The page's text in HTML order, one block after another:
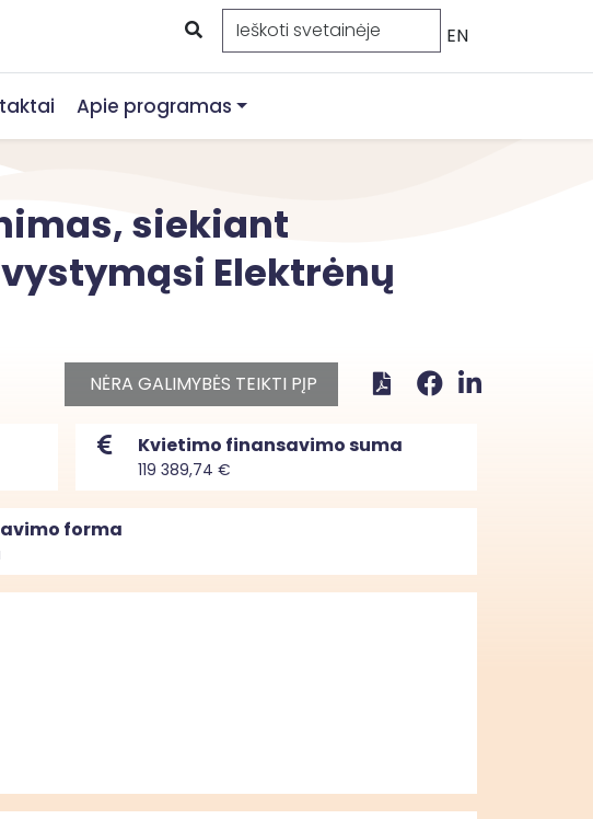
EN
Apie programas
siekiant
Elektrėnų
NĖRA GALIMYBĖS TEIKTI PĮP
Kvietimo finansavimo suma
119 389,74 €
forma